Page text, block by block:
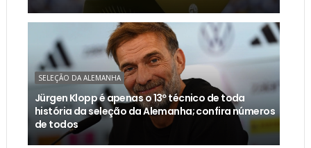
SELEÇÃO DA ALEMANHA
Jürgen Klopp é apenas o 13º técnico de toda
história da seleção da Alemanha; confira números
de todos